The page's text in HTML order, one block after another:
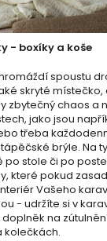
- boxíky a koše
spoustu
skryté místečko,
zbytečný chaos a
jako jsou
třeba
brýle. Na
po stole či po
které pokud
Vašeho
- udržíte si v
na
kolečkách.